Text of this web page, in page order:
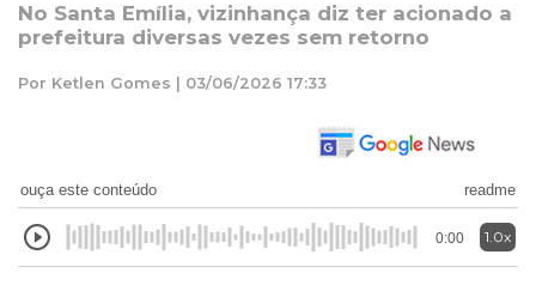
No Santa Emília, vizinhança diz ter acionado a
prefeitura diversas vezes sem retorno
Por Ketlen Gomes | 03/06/2026 17:33
ouça este conteúdo readme
0:00 1.0x